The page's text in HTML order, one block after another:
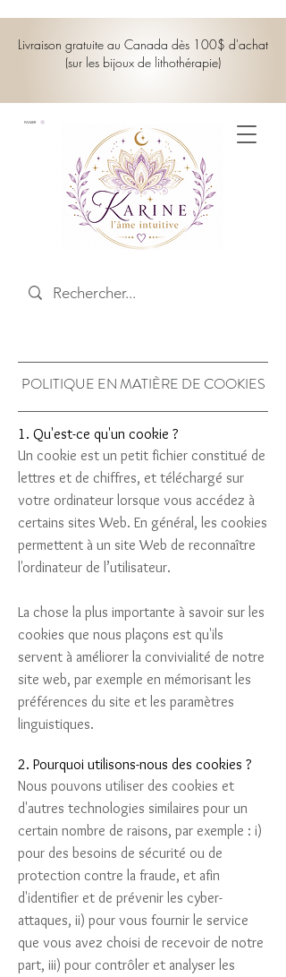
PANIER
Livraison gratuite au Canada dès 100$ d'achat
(sur les bijoux de lithothérapie)
POLITIQUE EN MATIÈRE DE COOKIES
1. Qu'est-ce qu'un cookie ?
Un cookie est un petit fichier constitué de
lettres et de chiffres, et téléchargé sur
votre ordinateur lorsque vous accédez à
certains sites Web. En général, les cookies
permettent à un site Web de reconnaître
l'ordinateur de l’utilisateur.
La chose la plus importante à savoir sur les
cookies que nous plaçons est qu'ils
servent à améliorer la convivialité de notre
site web, par exemple en mémorisant les
préférences du site et les paramètres
linguistiques.
2. Pourquoi utilisons-nous des cookies ?
Nous pouvons utiliser des cookies et
d'autres technologies similaires pour un
certain nombre de raisons, par exemple : i)
pour des besoins de sécurité ou de
protection contre la fraude, et afin
d'identifier et de prévenir les cyber-
attaques, ii) pour vous fournir le service
que vous avez choisi de recevoir de notre
part, iii) pour contrôler et analyser les